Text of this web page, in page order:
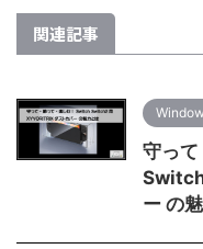
関連記事
守っ
ー の